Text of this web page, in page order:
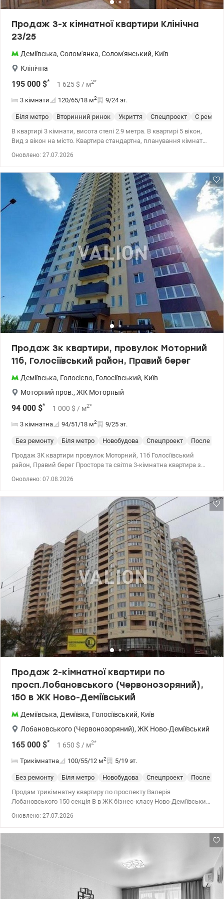
Продаж 3-х кімнатної квартири Клінічна
23/25
Деміївська, Солом'янка, Солом'янський, Київ
Клінічна
195 000 $* 1 625 $ / м2*
3 кімнати 120/65/18 м2 9/24 эт.
Біля метро Вторинний ринок Укриття Спецпроект
С
В квартирі 3 кімнати, висота стелі 2.9 метра. В квартирі 5 вікон,
Вид з вікон на місто. Квартира стандартна, планування кімнат
металопластикові труби. Вхідні двері залізні. Покриття підлоги -
дерево, плитка, є підігрів підлоги. 2 балкони засклені. Є лоджія,
засклена. Стан стін - ремонту не потребують, стеля підвісна.
Вікна металопластикові. Міжкімнатні двері деревяні. Тамбур
суміщений, капітальний. В квартирі є вся необхідна техніка.
Будинок побудований в 2001 році. У квартири 1 власник,
прописані 3 людини. Загальний стан квартири - чудовий стан.
Автопарковка, охорона, консьєрж. Поруч є школа, дитсадок,
зупинки, супермаркет, парк, розважальні заклади. Квартира
приватизована. Документи на квартиру: свідоцтво про право
власності на квартиру. Прямий продаж. Тел.(044) 200-10-80
valion.ua/1099884
Оновлено: 27.07.2026
Продаж 3к квартири, провулок Моторний
11б, Голосіївський район, Правий берег
Деміївська, Голосієво, Голосіївський, Київ
Моторний пров., ЖК Моторный
94 000 $* 1 000 $ / м2*
3 кімнатна 94/51/18 м2 9/25 эт.
Без ремонту Біля метро Новобудова Спецпроект
После
Продаж 3К квартири провулок Моторний, 11б Голосіївський
район, Правий берег Простора та світла 3-кімнатна квартира з
м² Житлова — 51,4 м² Кухня — 12 м² Функціональне планування з
роздільними кімнатами — чудовий варіант для сім’ї. Будинок
2021 року, введений в експлуатацію та заселений. У будинку є 3
ліфти, консьєрж, власна котельня, встановлені лічильники на
електроенергію, воду та опалення, радіатори, засклений балкон,
утеплений фасад. Стан квартири — після будівельників. Виконані
всі необхідні чорнові роботи: стяжка підлоги, розведення
електрики та водопостачання. Простір для реалізації власного
дизайн-проєкту. Доглянута прибудинкова територія. Тихий,
зелений район із розвиненою інфраструктурою: у пішій
доступності супермаркети, школи, дитячі садки, аптеки, кав’ярні
та зупинки громадського транспорту. Комфортне життя на
Правому березі з гарним краєвидом та зручною локацією. 044
200 10 80 valion.ua/1090293
Оновлено: 07.08.2026
Продаж 2-кімнатної квартири по
просп.Лобановського (Червонозоряний),
150 в ЖК Ново-Деміївський
Деміївська, Деміївка, Голосіївський, Київ
Лобановського (Червонозоряний), ЖК Ново-Деміївський
165 000 $* 1 650 $ / м2*
Трикімнатна 100/55/12 м2 5/19 эт.
Без ремонту Біля метро Новобудова Спецпроект
После
Продам трикімнатну квартиру по проспекту Валерія
Лобановського 150 секція В в ЖК бізнес-класу Ново-Деміївський.
майданчик, закрита територія, що охороняється. Підземний
паркінг. Навпаки бізнес-центр. 7 хв пішки метро Деміївська.
Відмінна транспортна розвязка. т.044 200 10 80 Valion.ua/1055946
Оновлено: 27.07.2026